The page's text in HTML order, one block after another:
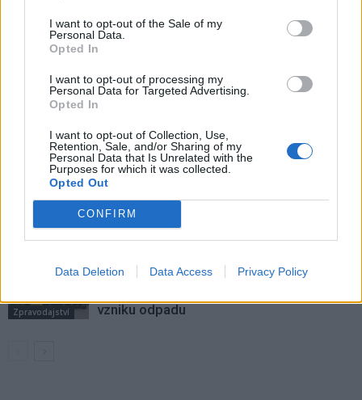
I want to opt-out of the Sale of my
Personal Data.
Opted In
I want to opt-out of processing my
Personal Data for Targeted Advertising.
Opted In
I want to opt-out of Collection, Use,
Retention, Sale, and/or Sharing of my
Personal Data that Is Unrelated with the
Purposes for which it was collected.
Opted Out
CONFIRM
Data Deletion Data Access Privacy Policy
SOUVISEJÍCÍ ČLÁNKY
VÍCE OD AUTORA
Zpravodajství
výborné podmínky. Horší voda je jen na
Živohošti
Přibudou i tři nové poblíž Svaté Hory
Zpravodajství
Středočeský kraj upravil pravidla soutěže.
vzniku odpadu